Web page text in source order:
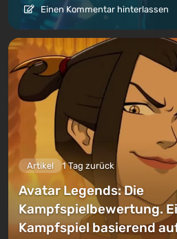
Einen Kommentar hinterlassen
Artikel 1 Tag zurück
Avatar Legends: Die
Kampfspielbewertung.
Kampfspiel basierend